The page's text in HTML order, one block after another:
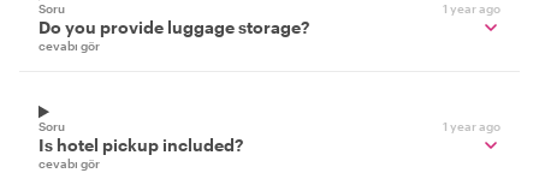
Soru 1 year ago
Do you provide luggage storage?
cevabı gör
Soru 1 year ago
Is hotel pickup included?
cevabı gör